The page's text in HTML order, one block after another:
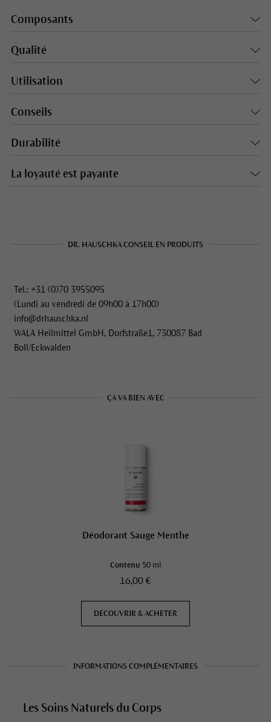
Composants
Qualité
Utilisation
Conseils
Durabilité
La loyauté est payante
DR. HAUSCHKA CONSEIL EN PRODUITS
Tel.: +31 (0)70 3955095
(Lundi au vendredi de 09h00 à 17h00)
info@drhauschka.nl
WALA Heilmittel GmbH, Dorfstraße1, 730087 Bad
Boll/Eckwalden
ÇA VA BIEN AVEC
Déodorant Sauge Menthe
Contenu 50 ml
16,00 €
DÉCOUVRIR & ACHETER
INFORMATIONS COMPLÉMENTAIRES
Les Soins Naturels du Corps